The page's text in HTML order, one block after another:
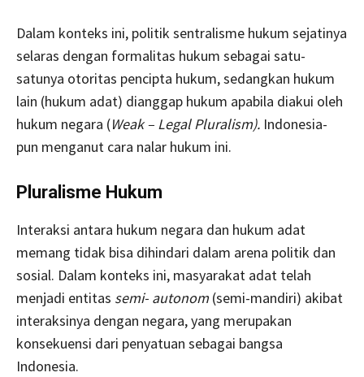
Dalam konteks ini, politik sentralisme hukum sejatinya
selaras dengan formalitas hukum sebagai satu-
satunya otoritas pencipta hukum, sedangkan hukum
lain (hukum adat) dianggap hukum apabila diakui oleh
hukum negara (Weak – Legal Pluralism). Indonesia-
pun menganut cara nalar hukum ini.
Pluralisme Hukum
Interaksi antara hukum negara dan hukum adat
memang tidak bisa dihindari dalam arena politik dan
sosial. Dalam konteks ini, masyarakat adat telah
menjadi entitas semi- autonom (semi-mandiri) akibat
interaksinya dengan negara, yang merupakan
konsekuensi dari penyatuan sebagai bangsa
Indonesia.